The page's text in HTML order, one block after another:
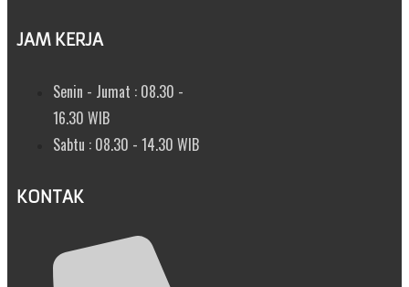
JAM KERJA
Senin - Jumat : 08.30 -
16.30 WIB
Sabtu : 08.30 - 14.30 WIB
KONTAK